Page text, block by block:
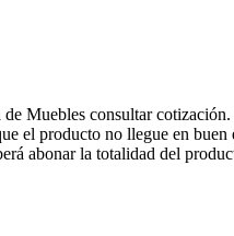
Muebles consultar
el producto no llegue en buen
abonar la totalidad del